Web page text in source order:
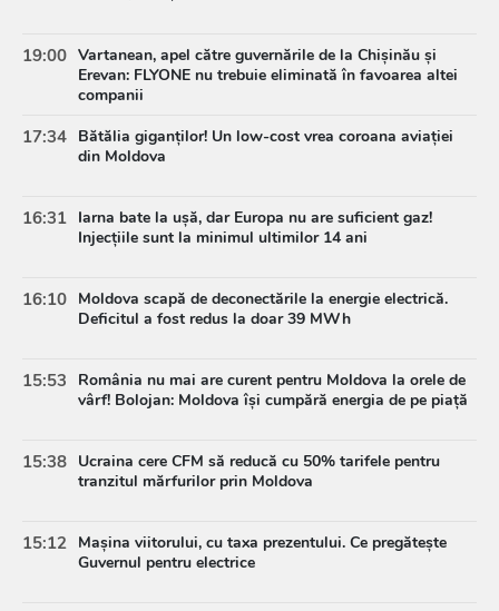
19:00 Vartanean, apel către guvernările de la Chișinău și
Erevan: FLYONE nu trebuie eliminată în favoarea altei
companii
17:34 Bătălia giganților! Un low-cost vrea coroana aviației
din Moldova
16:31 Iarna bate la ușă, dar Europa nu are suficient gaz!
Injecțiile sunt la minimul ultimilor 14 ani
16:10 Moldova scapă de deconectările la energie electrică.
Deficitul a fost redus la doar 39 MWh
15:53
România nu mai are curent pentru Moldova la orele de
vârf! Bolojan: Moldova își cumpără energia de pe piață
15:38 Ucraina cere CFM să reducă cu 50% tarifele pentru
tranzitul mărfurilor prin Moldova
15:12 Mașina viitorului, cu taxa prezentului. Ce pregătește
Guvernul pentru electrice